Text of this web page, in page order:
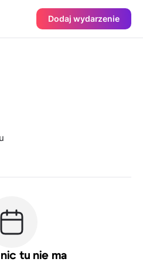
Dodaj wydarzenie
nic tu nie ma